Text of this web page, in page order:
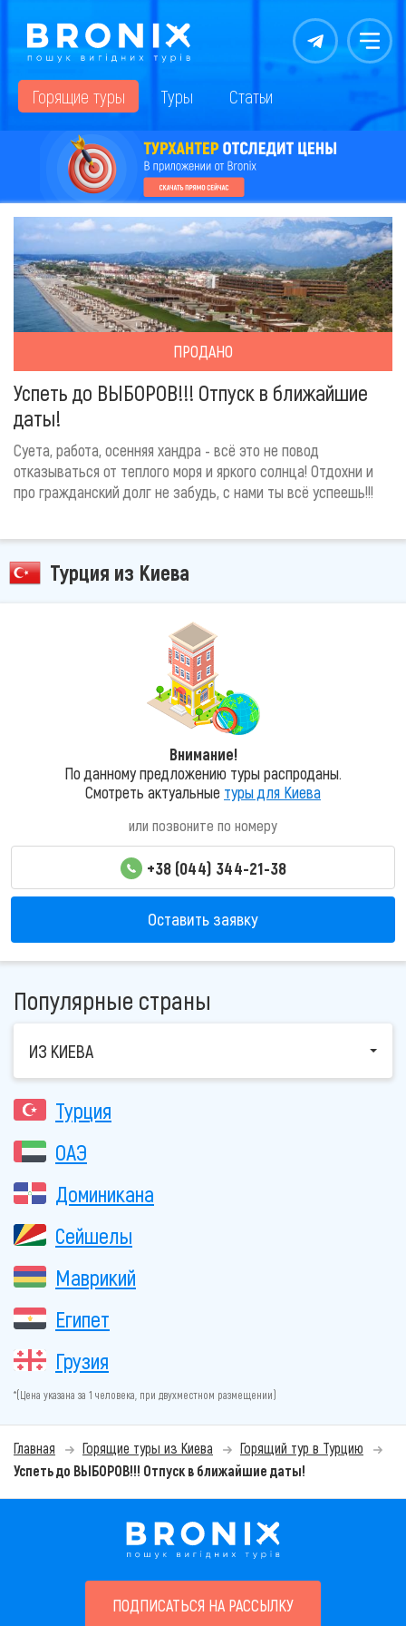
Контакты Меню
Горящие туры Туры Статьи
ПРОДАНО
Успеть до ВЫБОРОВ!!! Отпуск в ближайшие
даты!
Суета, работа, осенняя хандра - всё это не повод
отказываться от теплого моря и яркого солнца! Отдохни и
про гражданский долг не забудь, с нами ты всё успеешь!!!
Турция из Киева
Внимание!
По данному предложению туры распроданы.
Смотреть актуальные туры для Киева
или позвоните по номеру
+38 (044) 344-21-38
Оставить заявку
Популярные страны
ИЗ КИЕВА
Турция
ОАЭ
Доминикана
Сейшелы
Маврикий
Египет
Грузия
*(Цена указана за 1 человека, при двухместном размещении)
Главная Горящие туры из Киева
Горящий тур в Турцию
Успеть до ВЫБОРОВ!!! Отпуск в ближайшие даты!
ПОДПИСАТЬСЯ НА РАССЫЛКУ